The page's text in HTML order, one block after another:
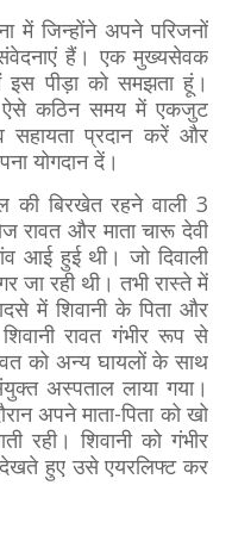
में जिन्होंने अपने परिजनों
हैं। एक मुख्यसेवक
पीड़ा को समझता हूं।
ऐसे कठिन समय में एकजुट
सहायता प्रदान करें और
योगदान दें।
की बिरखेत रहने वाली 3
रावत और माता चारू देवी
आई हुई थी। जो दिवाली
जा रही थी। तभी रास्ते में
में शिवानी के पिता और
रावत गंभीर रूप से
को अन्य घायलों के साथ
अस्पताल लाया गया।
अपने माता-पिता को खो
रही। शिवानी को गंभीर
हुए उसे एयरलिफ्ट कर